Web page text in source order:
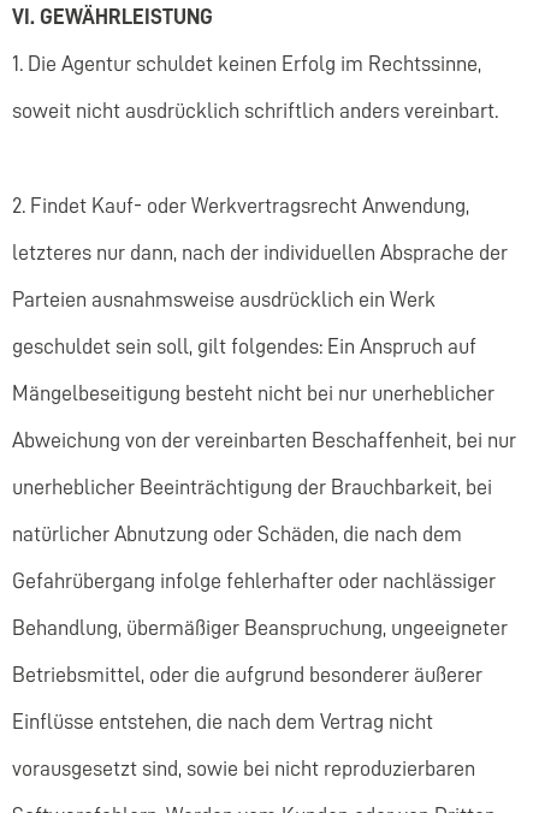
VI. GEWÄHRLEISTUNG
1. Die Agentur schuldet keinen Erfolg im Rechtssinne,
soweit nicht ausdrücklich schriftlich anders vereinbart.
2. Findet Kauf- oder Werkvertragsrecht Anwendung,
letzteres nur dann, nach der individuellen Absprache der
Parteien ausnahmsweise ausdrücklich ein Werk
geschuldet sein soll, gilt folgendes: Ein Anspruch auf
Mängelbeseitigung besteht nicht bei nur unerheblicher
Abweichung von der vereinbarten Beschaffenheit, bei nur
unerheblicher Beeinträchtigung der Brauchbarkeit, bei
natürlicher Abnutzung oder Schäden, die nach dem
Gefahrübergang infolge fehlerhafter oder nachlässiger
Behandlung, übermäßiger Beanspruchung, ungeeigneter
Betriebsmittel, oder die aufgrund besonderer äußerer
Einflüsse entstehen, die nach dem Vertrag nicht
vorausgesetzt sind, sowie bei nicht reproduzierbaren